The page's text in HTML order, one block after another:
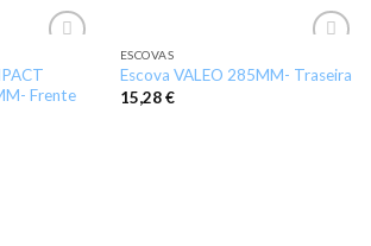
wishlist
Frente
wishlist
ESCOVAS
Escova VALEO 285MM- Traseira
15,28€